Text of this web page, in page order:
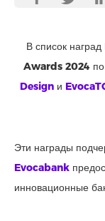
В список наград
Awards 2024
Designи
Эти награды
Evocabank
инновационные